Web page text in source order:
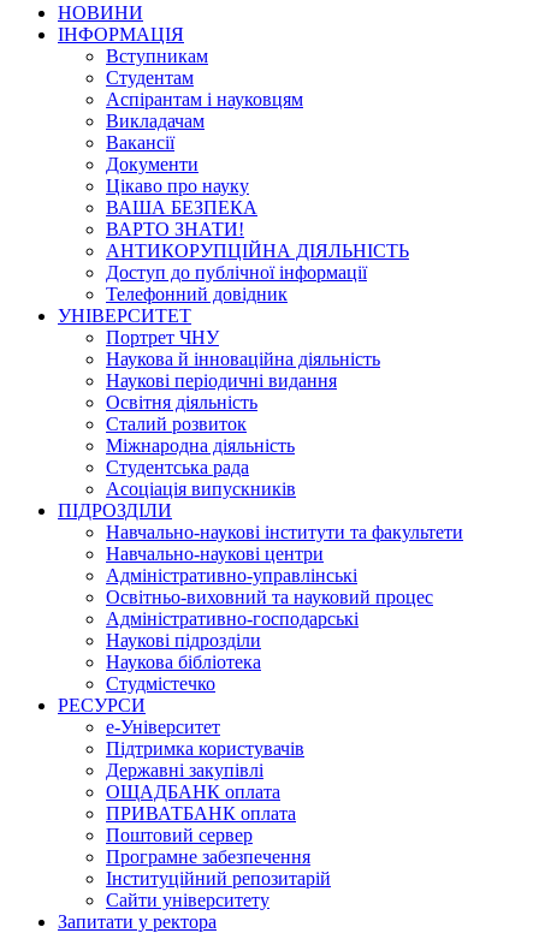
НОВИНИ
ІНФОРМАЦІЯ
Вступникам
Студентам
Аспірантам і науковцям
Викладачам
Вакансії
Документи
Цікаво про науку
ВАША БЕЗПЕКА
ВАРТО ЗНАТИ!
АНТИКОРУПЦІЙНА ДІЯЛЬНІСТЬ
Доступ до публічної інформації
Телефонний довідник
УНІВЕРСИТЕТ
Портрет ЧНУ
Наукова й інноваційна діяльність
Наукові періодичні видання
Освітня діяльність
Сталий розвиток
Міжнародна діяльність
Студентська рада
Асоціація випускників
ПІДРОЗДІЛИ
Навчально-наукові інститути та факультети
Навчально-наукові центри
Адміністративно-управлінські
Освітньо-виховний та науковий процес
Адміністративно-господарські
Наукові підрозділи
Наукова бібліотека
Студмістечко
РЕСУРСИ
е-Університет
Підтримка користувачів
Державні закупівлі
ОЩАДБАНК оплата
ПРИВАТБАНК оплата
Поштовий сервер
Програмне забезпечення
Інституційний репозитарій
Сайти університету
Запитати у ректора